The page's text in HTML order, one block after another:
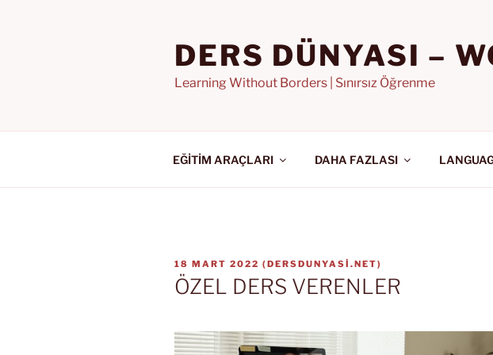
DERS DÜNYASI –
Learning Without Borders | Sınırsız Öğrenme
EĞİTİM ARAÇLARI DAHA FAZLASI
YAYIM
TARIHI
18 MART 2022 (DERSDUNYASI.NET)
ÖZEL DERS VERENLER